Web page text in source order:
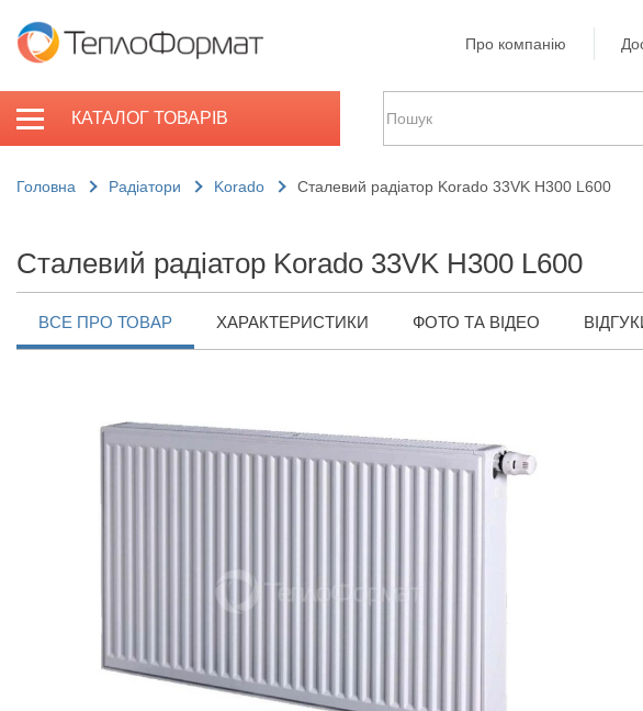
Про компанію
КАТАЛОГ ТОВАРІВ
Головна Радіатори Korado Сталевий радіатор Korado 33VK H300 L600
Сталевий радіатор Korado 33VK H300 L600
ВСЕ ПРО ТОВАР ХАРАКТЕРИСТИКИ ФОТО ТА ВІДЕО